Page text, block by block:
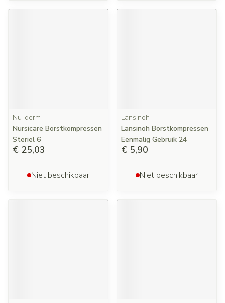
Nu-derm
Nursicare Borstkompressen
Steriel 6
€ 25,03
Niet beschikbaar
Lansinoh
Lansinoh Borstkompressen
Eenmalig Gebruik 24
€ 5,90
Niet beschikbaar